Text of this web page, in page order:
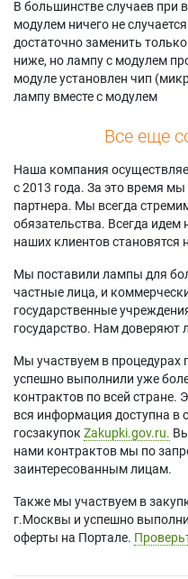
В большинстве случаев при
модулем ничего не
достаточно заменить
ниже, но лампу с модулем
модуле установлен чип
лампу вместе с модулем
Все еще
Наша компания
с 2013 года. За это время
партнера. Мы всегда
обязательства. Всегда идем
наших клиентов
Мы поставили лампы для
частные лица, и
государственные
государство. Нам доверяют
Мы участвуем в процедурах
успешно выполнили уже
контрактов по всей стране.
вся информация доступна в
госзакупок Zakupki.gov.ru.
нами контрактов мы по
заинтересованным лицам.
Также мы участвуем в
г.Москвы и успешно
оферты на Портале.